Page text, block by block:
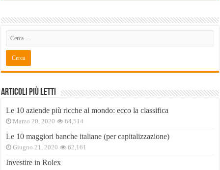
Articoli Più Letti
Le 10 aziende più ricche al mondo: ecco la classifica
Marzo 20, 2020 64,514
Le 10 maggiori banche italiane (per capitalizzazione)
Giugno 21, 2020 62,161
Investire in Rolex